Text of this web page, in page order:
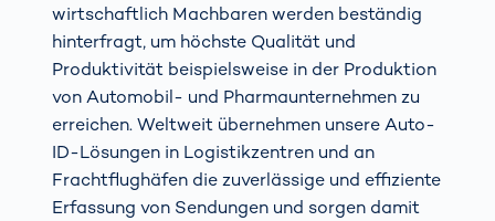
wirtschaftlich Machbaren werden beständig
hinterfragt, um höchste Qualität und
Produktivität beispielsweise in der Produktion
von Automobil- und Pharmaunternehmen zu
erreichen. Weltweit übernehmen unsere Auto-
ID-Lösungen in Logistikzentren und an
Frachtflughäfen die zuverlässige und effiziente
Erfassung von Sendungen und sorgen damit